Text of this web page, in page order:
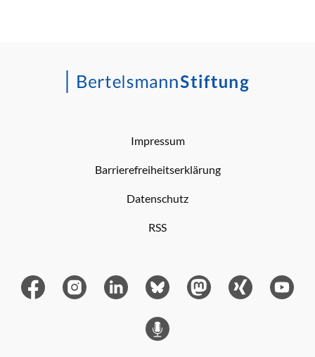
Impressum
Barrierefreiheitserklärung
Datenschutz
RSS